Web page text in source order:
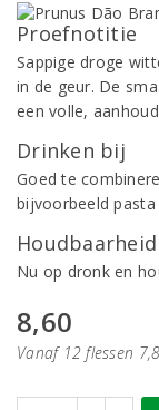
Proefnotitie
Sappige droge
in de geur. De
een volle,
Drinken bij
Goed te
bijvoorbeeld pasta
Houdbaarheid
Nu op dronk en
8,60
Vanaf 12 flessen